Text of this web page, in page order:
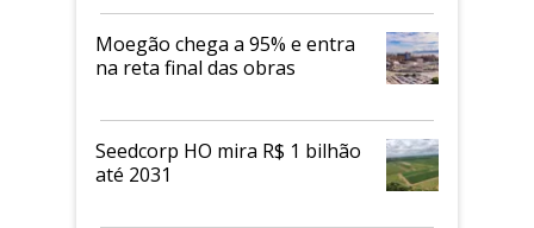
Moegão chega a 95% e entra
na reta final das obras
Seedcorp HO mira R$ 1 bilhão
até 2031